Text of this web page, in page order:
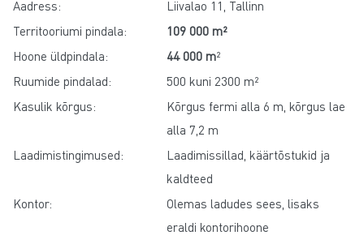
Aadress:
Liivalao 11, Tallinn
Territooriumi pindala:
109 000 m²
Hoone üldpindala:
44 000 m²
Ruumide pindalad:
500 kuni 2300 m²
Kasulik kõrgus:
Kõrgus fermi alla 6 m, kõrgus lae
alla 7,2 m
Laadimistingimused:
Laadimissillad, käärtõstukid ja
kaldteed
Kontor:
Olemas ladudes sees, lisaks
eraldi kontorihoone